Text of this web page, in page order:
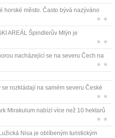
horské město. Často bývá nazýváno
★ ★
AREÁL Špindlerův Mlýn je
★ ★
nacházející se na severu Čech na
★ ★
se rozkládají na samém severu České
★ ★
Mirakulum nabízí více než 10 hektarů
★ ★
Nisa je oblíbeným turistickým